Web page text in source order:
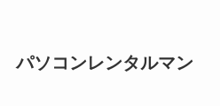
パソコンレンタルマン